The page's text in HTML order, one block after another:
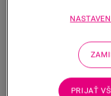
okolí predajca Quick-
PRIJAŤ